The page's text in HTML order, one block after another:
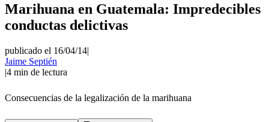
Marihuana en Guatemala: Impredecibles
conductas delictivas
publicado el 16/04/14|
Jaime Septién
|4 min de lectura
Consecuencias de la legalización de la marihuana